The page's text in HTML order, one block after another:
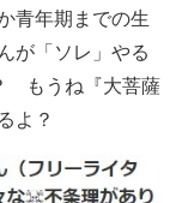
青年期までの生
が「ソレ」やる
もうね『大菩薩
よ？